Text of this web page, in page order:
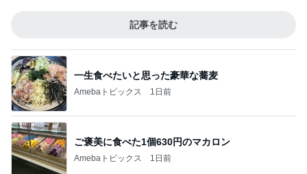
記事を読む
一生食べたいと思った豪華な蕎麦
Amebaトピックス 1日前
ご褒美に食べた1個630円のマカロン
Amebaトピックス 1日前